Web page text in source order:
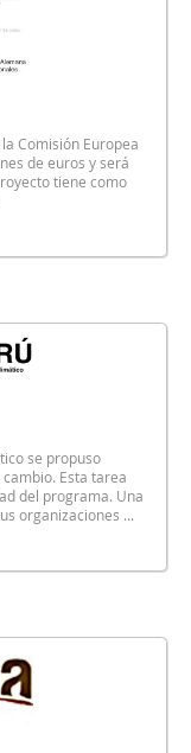
Comisión Europea
de euros y será
tiene como
se propuso
Esta tarea
del programa. Una
organizaciones ...